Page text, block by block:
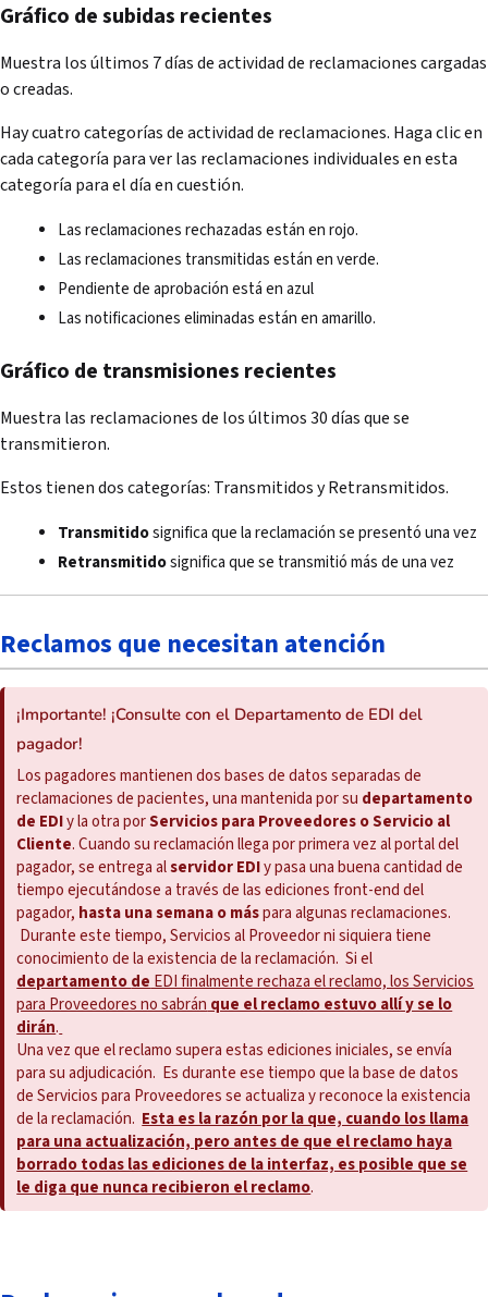
Gráfico de subidas recientes
Muestra los últimos 7 días de actividad de reclamaciones cargadas
o creadas.
Hay cuatro categorías de actividad de reclamaciones. Haga clic en
cada categoría para ver las reclamaciones individuales en esta
categoría para el día en cuestión.
Las reclamaciones rechazadas están en rojo.
Las reclamaciones transmitidas están en verde.
Pendiente de aprobación está en azul
Las notificaciones eliminadas están en amarillo.
Gráfico de transmisiones recientes
Muestra las reclamaciones de los últimos 30 días que se
transmitieron.
Estos tienen dos categorías: Transmitidos y Retransmitidos.
Transmitidosignifica que la reclamación se presentó una vez
Retransmitidosignifica que se transmitió más de una vez
Reclamos que necesitan atención
¡Importante! ¡Consulte con el Departamento de EDI del
pagador!
Los pagadores mantienen dos bases de datos separadas de
reclamaciones de pacientes, una mantenida por su departamento
de EDIy la otra porServicios para Proveedores o Servicio al
Cliente. Cuando su reclamación llega por primera vez al portal del
pagador, se entrega alservidor EDIy pasa una buena cantidad de
tiempo ejecutándose a través de las ediciones front-end del
pagador, hasta una semana o máspara algunas reclamaciones.
Durante este tiempo, Servicios al Proveedor ni siquiera tiene
conocimiento de la existencia de la reclamación. Si el
departamentode EDI finalmente rechaza el reclamo, los Servicios
para Proveedores no sabrán que el reclamo estuvo allí y se lo
dirán.
Una vez que el reclamo supera estas ediciones iniciales, se envía
para su adjudicación. Es durante ese tiempo que la base de datos
de Servicios para Proveedores se actualiza y reconoce la existencia
de la reclamación. Esta es la razón por la que, cuando los llama
para una actualización, pero antes de que el reclamo haya
borrado todas las ediciones de la interfaz, es posible que se
le diga que nunca recibieron el reclamo.